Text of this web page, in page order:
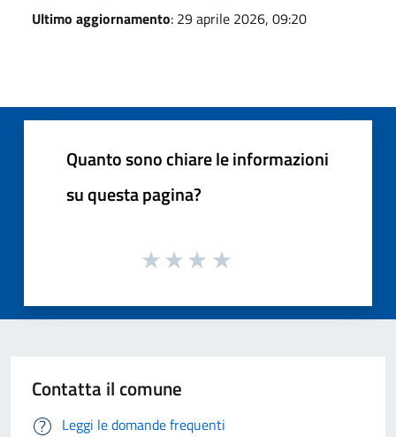
Ultimo aggiornamento: 29 aprile 2026, 09:20
Quanto sono chiare le informazioni
su questa pagina?
Contatta il comune
Leggi le domande frequenti